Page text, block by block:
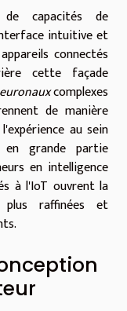
capacités de
intuitive et
connectés
cette façade
complexes
de manière
au sein
grande partie
en intelligence
à l'IoT ouvrent la
raffinées et